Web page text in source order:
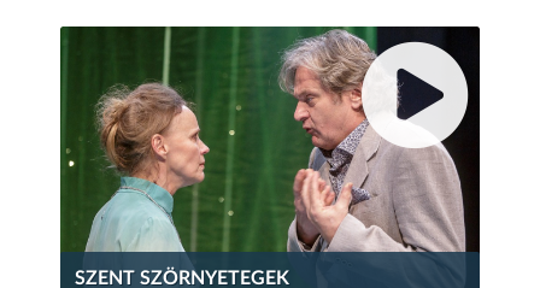
SZENT SZÖRNYETEGEK